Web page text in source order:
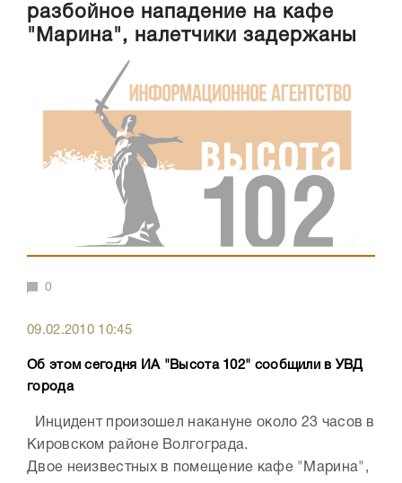
разбойное нападение на кафе
"Марина", налетчики задержаны
0
09.02.2010 10:45
Об этом сегодня ИА "Высота 102" сообщили в УВД
города
Инцидент произошел накануне около 23 часов в
Кировском районе Волгограда.
Двое неизвестных в помещение кафе "Марина",